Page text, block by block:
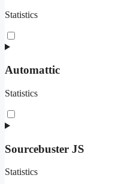
Statistics
Consent
to
jetpack
Automattic
Statistics
Consent
to
automattic
Sourcebuster JS
Statistics